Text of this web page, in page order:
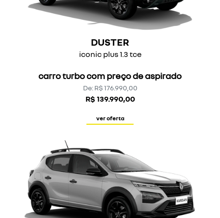
DUSTER
iconic plus 1.3 tce
carro turbo com preço de aspirado
De: R$ 176.990,00
R$ 139.990,00
ver oferta